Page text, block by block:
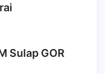
Sulap GOR